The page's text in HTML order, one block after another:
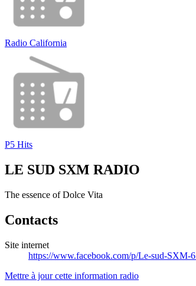
Radio California
P5 Hits
LE SUD SXM RADIO
The essence of Dolce Vita
Contacts
Site internet
https://www.facebook.com/p/Le-sud-SXM-
Mettre à jour cette information radio